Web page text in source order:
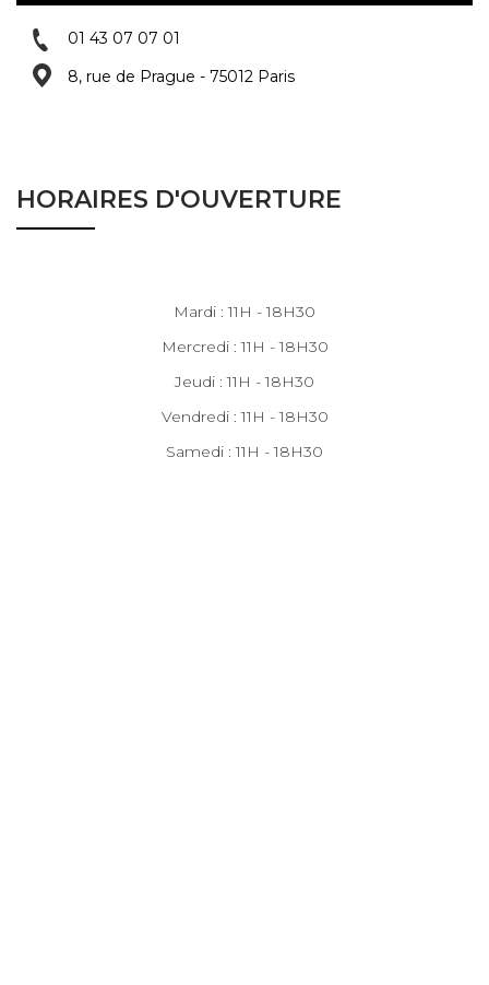
01 43 07 07 01
8, rue de Prague - 75012 Paris
HORAIRES D'OUVERTURE
Mardi : 11H - 18H30
Mercredi : 11H - 18H30
Jeudi : 11H - 18H30
Vendredi : 11H - 18H30
Samedi : 11H - 18H30